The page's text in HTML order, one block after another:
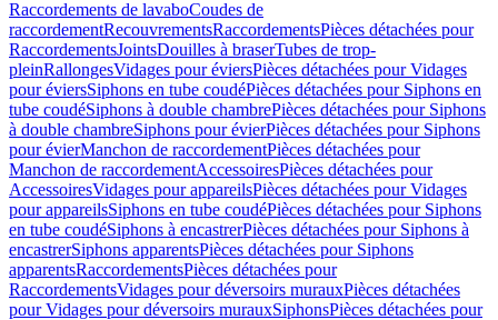
Raccordements de lavaboCoudes de
raccordementRecouvrementsRaccordementsPièces détachées pour
RaccordementsJointsDouilles à braserTubes de trop-
pleinRallongesVidages pour éviersPièces détachées pour Vidages
pour éviersSiphons en tube coudéPièces détachées pour Siphons en
tube coudéSiphons à double chambrePièces détachées pour Siphons
à double chambreSiphons pour évierPièces détachées pour Siphons
pour évierManchon de raccordementPièces détachées pour
Manchon de raccordementAccessoiresPièces détachées pour
AccessoiresVidages pour appareilsPièces détachées pour Vidages
pour appareilsSiphons en tube coudéPièces détachées pour Siphons
en tube coudéSiphons à encastrerPièces détachées pour Siphons à
encastrerSiphons apparentsPièces détachées pour Siphons
apparentsRaccordementsPièces détachées pour
RaccordementsVidages pour déversoirs murauxPièces détachées
pour Vidages pour déversoirs murauxSiphonsPièces détachées pour